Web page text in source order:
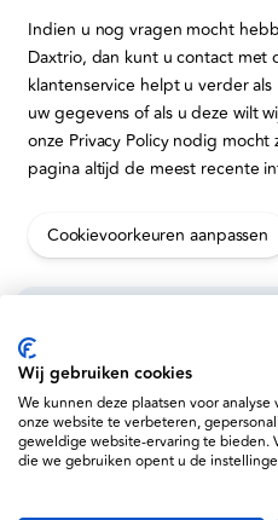
Indien u nog vragen mocht
Daxtrio, dan kunt u contact met
klantenservice helpt u verder
uw gegevens of als u deze wilt
onze Privacy Policy nodig
pagina altijd de meest recente
Cookievoorkeuren aanpassen
Service
Support
Daxtrio
Wij gebruiken cookies
We kunnen deze plaatsen voor
onze website te verbeteren,
geweldige website-ervaring te bieden.
die we gebruiken opent u de